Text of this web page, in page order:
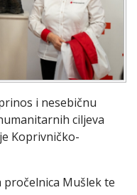
i nesebičnu
ciljeva
Koprivničko-
Mušlek te